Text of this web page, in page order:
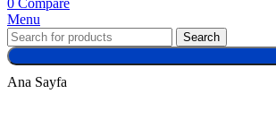
0 Compare
Menu
Search
Ana Sayfa